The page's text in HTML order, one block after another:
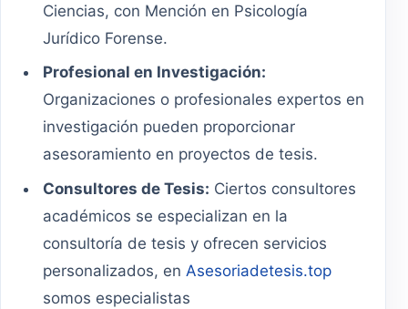
Ciencias, con Mención en Psicología
Jurídico Forense.
Profesional en Investigación:
Organizaciones o profesionales expertos en
investigación pueden proporcionar
asesoramiento en proyectos de tesis.
Consultores de Tesis: Ciertos consultores
académicos se especializan en la
consultoría de tesis y ofrecen servicios
personalizados, enAsesoriadetesis.top
somos especialistas